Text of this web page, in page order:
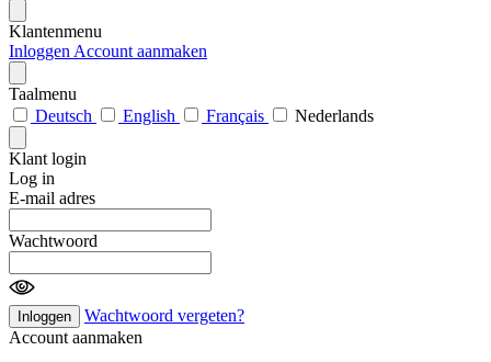
Klantenmenu
Inloggen Account aanmaken
Taalmenu
Deutsch
English Français Nederlands
Klant login
Log in
E-mail adres
Wachtwoord
Inloggen
Wachtwoord vergeten?
Account aanmaken